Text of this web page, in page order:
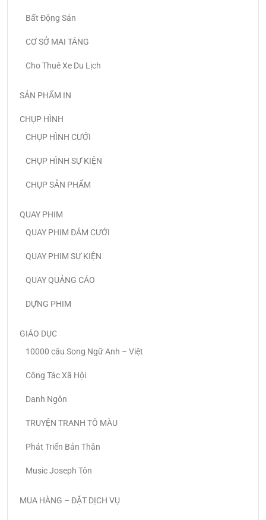
Bất Động Sản
CƠ SỞ MAI TÁNG
Cho Thuê Xe Du Lịch
SẢN PHẨM IN
CHỤP HÌNH
CHỤP HÌNH CƯỚI
CHỤP HÌNH SỰ KIỆN
CHỤP SẢN PHẨM
QUAY PHIM
QUAY PHIM ĐÁM CƯỚI
QUAY PHIM SỰ KIỆN
QUAY QUẢNG CÁO
DỰNG PHIM
GIÁO DỤC
10000 câu Song Ngữ Anh – Việt
Công Tác Xã Hội
Danh Ngôn
TRUYỆN TRANH TÔ MÀU
Phát Triển Bản Thân
Music Joseph Tôn
MUA HÀNG – ĐẶT DỊCH VỤ